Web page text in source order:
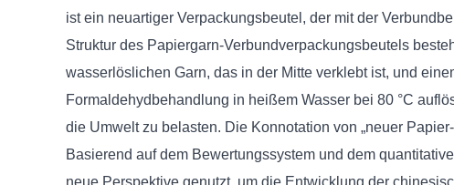
ist ein neuartiger Verpackungsbeutel, der mit der
Struktur des Papiergarn-Verbundverpackungsbeutels
wasserlöslichen Garn, das in der Mitte verklebt ist, und
Formaldehydbehandlung in heißem Wasser bei 80 °C
die Umwelt zu belasten. Die Konnotation von „neuer
Basierend auf dem Bewertungssystem und dem